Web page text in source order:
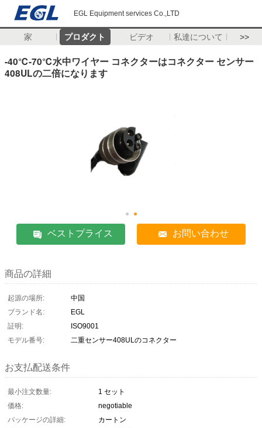
EGL Equipment services Co.,LTD
家 プロダクト ビデオ 私達について >>
-40℃-70℃水中ワイヤー コネクターはコネクター センサー
408ULの二倍になります
ベストプライス お問い合わせ
商品の詳細
起源の場所:
中国
ブランド名:
EGL
証明:
ISO9001
モデル番号:
二重センサー408ULのコネクター
お支払配送条件
最小注文数量:
1 セット
価格:
negotiable
パッケージの詳細:
カートン